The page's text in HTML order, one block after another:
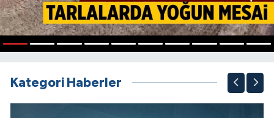
Kategori Haberler